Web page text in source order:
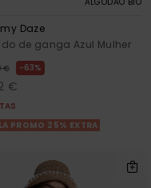
Daze
de ganga Azul Mulher
€ 63%
€
PROMO 25% EXTRA